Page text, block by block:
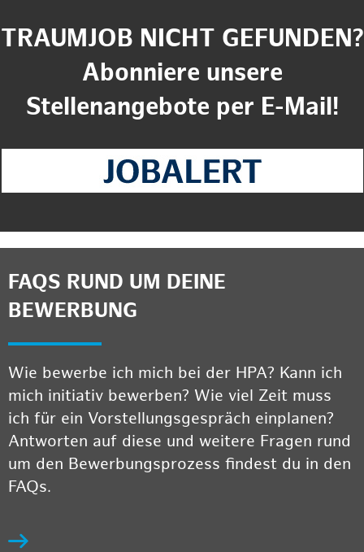
TRAUMJOB NICHT GEFUNDEN?
Abonniere unsere
Stellenangebote per E-Mail!
FAQS RUND UM DEINE
BEWERBUNG
Wie bewerbe ich mich bei der HPA? Kann ich
mich initiativ bewerben? Wie viel Zeit muss
ich für ein Vorstellungsgespräch einplanen?
Antworten auf diese und weitere Fragen rund
um den Bewerbungsprozess findest du in den
FAQs.